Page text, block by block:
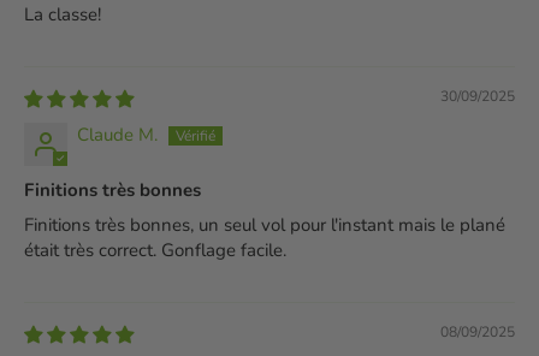
La classe!
30/09/2025
Claude M.
Finitions très bonnes
Finitions très bonnes, un seul vol pour l'instant mais le plané
était très correct. Gonflage facile.
08/09/2025